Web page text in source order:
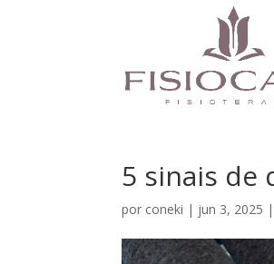
5 sinais de
por coneki | jun 3, 2025 |